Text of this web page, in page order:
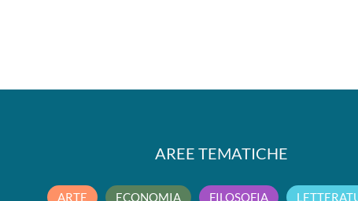
AREE TEMATICHE
ARTE ECONOMIA FILOSOFIA